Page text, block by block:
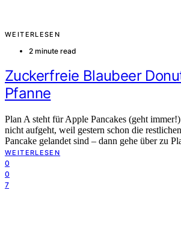
WEITERLESEN
2 minute read
Zuckerfreie Blaubeer
Pfanne
Plan A steht für Apple Pancakes (geht
nicht aufgeht, weil gestern schon die
Pancake gelandet sind – dann gehe über zu
WEITERLESEN
0
0
7